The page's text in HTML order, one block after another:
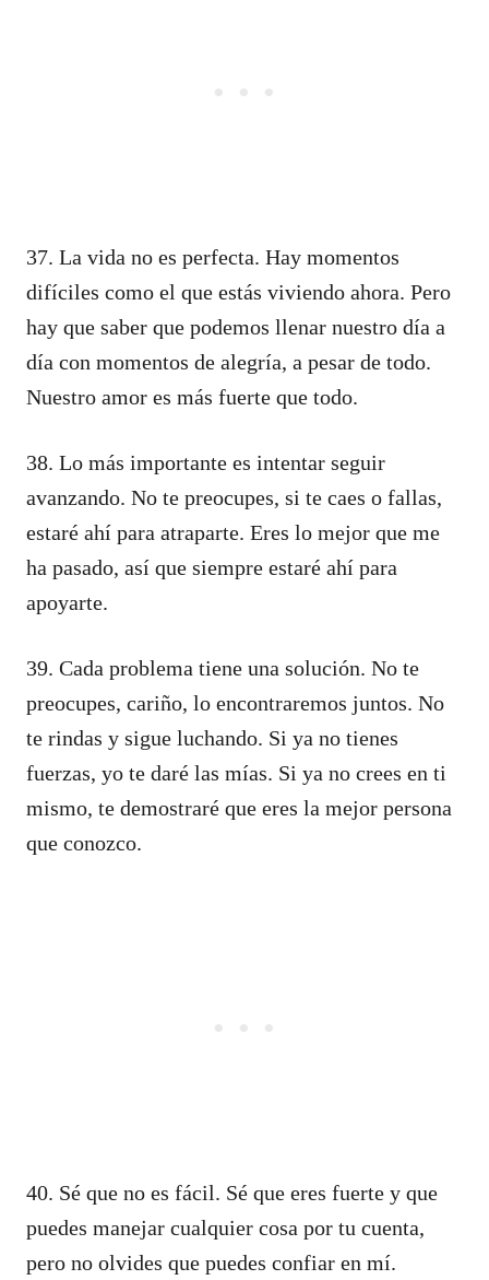
37. La vida no es perfecta. Hay momentos
difíciles como el que estás viviendo ahora. Pero
hay que saber que podemos llenar nuestro día a
día con momentos de alegría, a pesar de todo.
Nuestro amor es más fuerte que todo.
38. Lo más importante es intentar seguir
avanzando. No te preocupes, si te caes o fallas,
estaré ahí para atraparte. Eres lo mejor que me
ha pasado, así que siempre estaré ahí para
apoyarte.
39. Cada problema tiene una solución. No te
preocupes, cariño, lo encontraremos juntos. No
te rindas y sigue luchando. Si ya no tienes
fuerzas, yo te daré las mías. Si ya no crees en ti
mismo, te demostraré que eres la mejor persona
que conozco.
40. Sé que no es fácil. Sé que eres fuerte y que
puedes manejar cualquier cosa por tu cuenta,
pero no olvides que puedes confiar en mí.